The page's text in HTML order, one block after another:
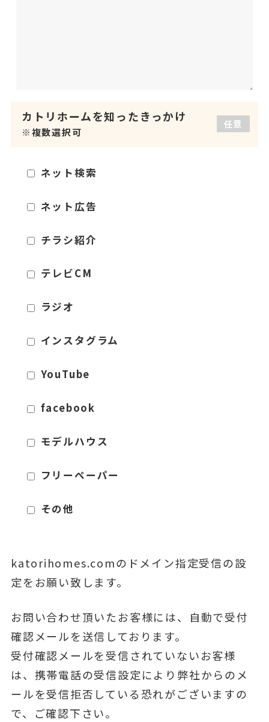
カトリホームを知ったきっかけ
※複数選択可
任意
ネット検索
ネット広告
チラシ紹介
テレビCM
ラジオ
インスタグラム
YouTube
facebook
モデルハウス
フリーペーパー
その他
katorihomes.comのドメイン指定受信の設
定をお願い致します。
お問い合わせ頂いたお客様には、自動で受付
確認メールを送信しております。
受付確認メールを受信されていないお客様
は、携帯電話の受信設定により弊社からのメ
ールを受信拒否している恐れがございますの
で、ご確認下さい。